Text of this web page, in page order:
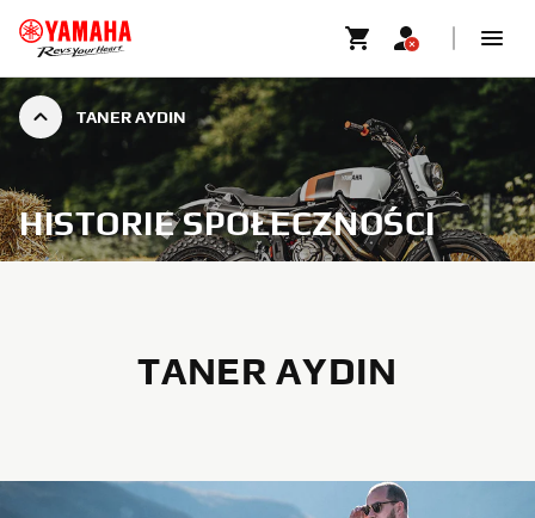
TANER AYDIN
HISTORIE SPOŁECZNOŚCI
TANER AYDIN